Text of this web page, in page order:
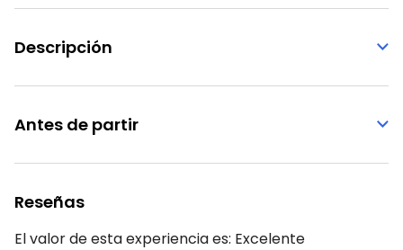
Descripción
Antes de partir
Reseñas
El valor de esta experiencia es: Excelente